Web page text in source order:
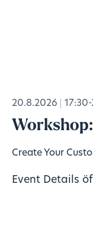
20.8.2026
Create Your
Event Details